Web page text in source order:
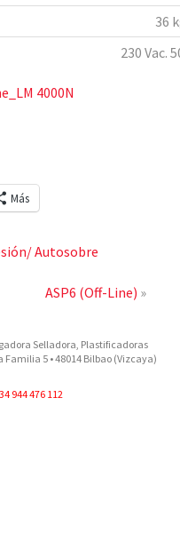
36
230 Vac.
4000N
Más
Autosobre
ASP6 (Off-Line) »
Selladora, Plastificadoras
Familia 5•48014 Bilbao (Vizcaya)
944 476 112